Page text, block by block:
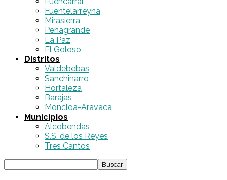
Fuentelarreyna
Mirasierra
Peñagrande
La Paz
El Goloso
Distritos
Valdebebas
Sanchinarro
Hortaleza
Barajas
Moncloa-Aravaca
Municipios
Alcobendas
S.S. de los Reyes
Tres Cantos